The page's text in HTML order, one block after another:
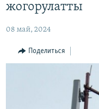
главной
Вернутся
поиску
МИГРАНТ МЕДИА
жогорулатты
08 май, 2024
Поделиться